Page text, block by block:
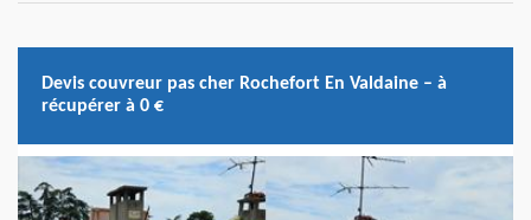
Devis couvreur pas cher Rochefort En Valdaine – à
récupérer à 0 €